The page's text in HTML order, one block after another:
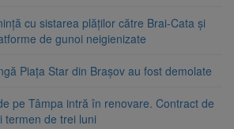
cu sistarea plăților către Brai-Cata și
de gunoi neigienizate
Piața Star din Brașov au fost demolate
pe Tâmpa intră în renovare. Contract de
termen de trei luni